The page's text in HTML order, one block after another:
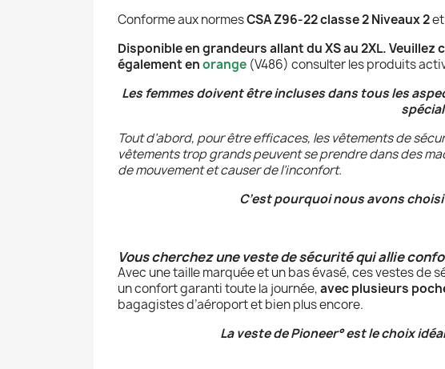
Conforme aux normesCSA Z96-22 classe 2 Niveaux 2et
Disponible en grandeurs allant du XS au 2XL.
également enorange (V486) consulter les produits
Les femmes doivent être incluses dans tous les
Tout d’abord, pour être efficaces, les vêtements de
vêtements trop grands peuvent se prendre dans des
de mouvement et causer de l’inconfort.
C’est pourquoi nous avons
Vous cherchez une veste de sécurité qui allie
Avec une taille marquée et un bas évasé, ces vestes de
un confort garanti toute la journée,avec plusieurs
bagagistes d’aéroport et bien plus encore.
La veste de Pioneer°est le choix